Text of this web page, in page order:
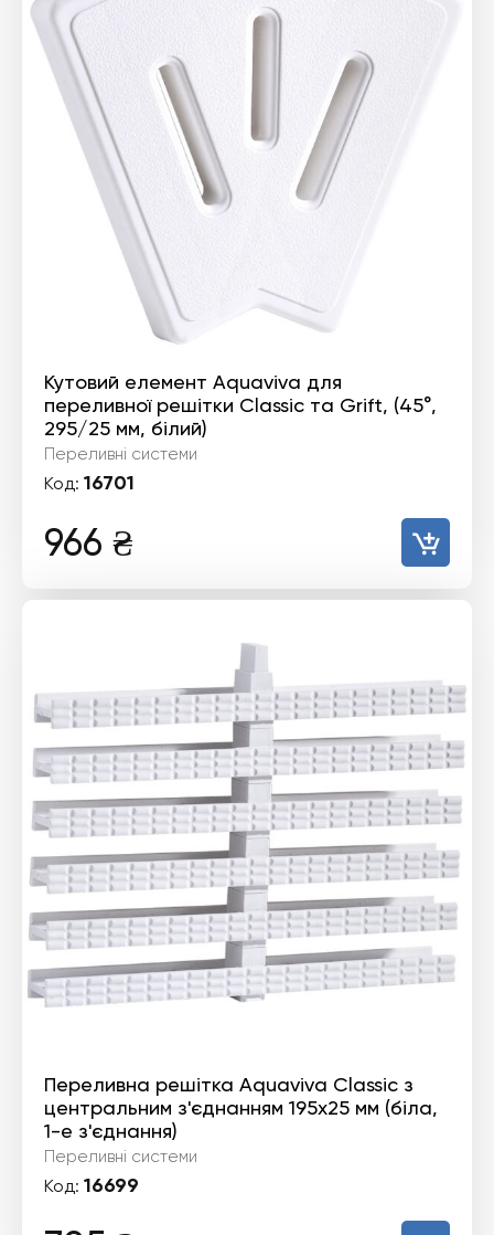
Кутовий елемент Aquaviva для
переливної решітки Classiс та Grift, (45°,
295/25 мм, білий)
Переливні системи
Код: 16701
966 ₴
Переливна решітка Aquaviva Classic з
центральним з'єднанням 195x25 мм (біла,
1-е з'єднання)
Переливні системи
Код: 16699